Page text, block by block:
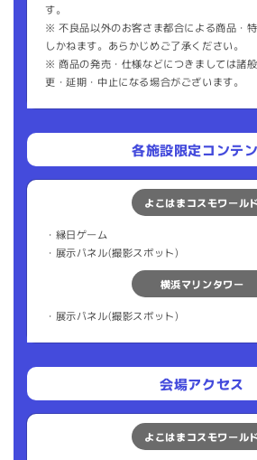
す。
※ 不良品以外のお客さま都合による商品・
しかねます。あらかじめご了承ください。
※ 商品の発売・仕様などにつきましては諸
更・延期・中⽌になる場合がございます。
各施設限定コンテ
よこはまコスモワールド
・縁日ゲーム
・展示パネル(撮影スポット)
横浜マリンタワー
・展示パネル(撮影スポット)
会場アクセス
よこはまコスモワールド